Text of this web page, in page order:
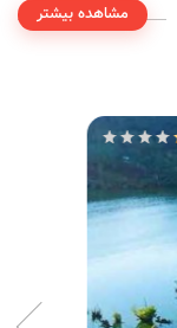
مشاهده بیشتر